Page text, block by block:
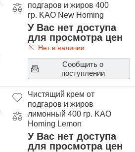
подгаров и жиров 400
гр. KAO New Homing
У Вас нет доступа
для просмотра цен
Нет в наличии
Сообщить о
поступлении
Чистящий крем от
подгаров и жиров
лимонный 400 гр. KAO
Homing Lemon
У Вас нет доступа
для просмотра цен